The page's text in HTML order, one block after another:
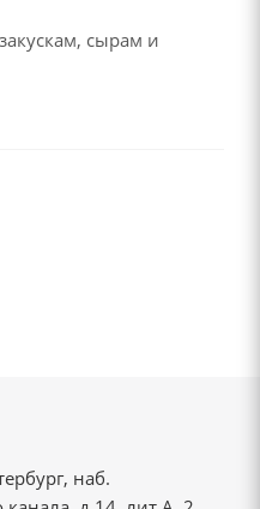
сырам и
наб.